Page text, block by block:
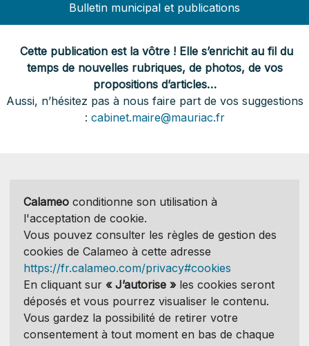
Bulletin municipal et publications
Cette publication est la vôtre ! Elle s’enrichit au fil du
temps de nouvelles rubriques, de photos, de vos
propositions d’articles…
Aussi, n’hésitez pas à nous faire part de vos suggestions
: cabinet.maire@mauriac.fr
Calameoconditionne son utilisation à
l'acceptation de cookie.
Vous pouvez consulter les règles de gestion des
cookies de Calameo à cette adresse
https://fr.calameo.com/privacy#cookies
En cliquant sur « J’autorise »les cookies seront
déposés et vous pourrez visualiser le contenu.
Vous gardez la possibilité de retirer votre
consentement à tout moment en bas de chaque